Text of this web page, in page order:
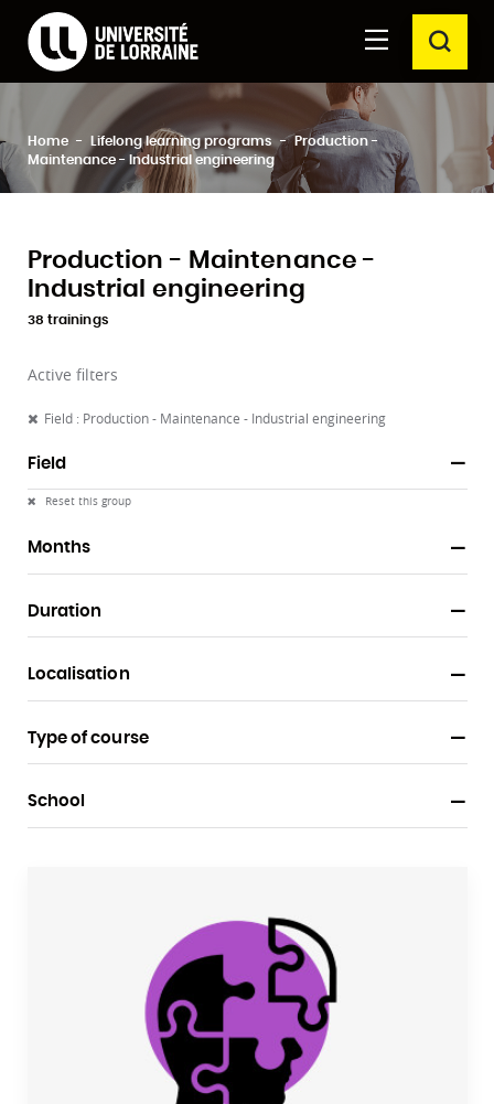
contenu
principal
moteur
de
recherche
Formations Université de Lorraine
Search
Close
Home Lifelong learning programs
Production -
Maintenance - Industrial engineering
Production - Maintenance -
Industrial engineering
38 trainings
Active filters
Field : Production - Maintenance - Industrial engineering
Field
Reset this group
Months
Duration
Localisation
Type of course
School